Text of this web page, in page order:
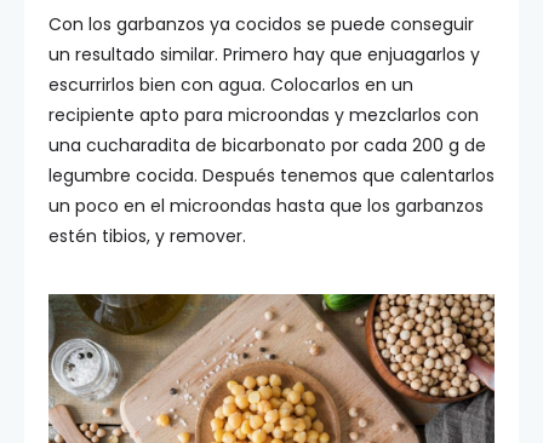
Con los garbanzos ya cocidos se puede conseguir
un resultado similar. Primero hay que enjuagarlos y
escurrirlos bien con agua. Colocarlos en un
recipiente apto para microondas y mezclarlos con
una cucharadita de bicarbonato por cada 200 g de
legumbre cocida. Después tenemos que calentarlos
un poco en el microondas hasta que los garbanzos
estén tibios, y remover.